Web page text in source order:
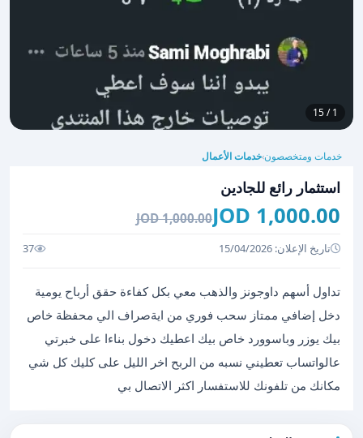
1 / 15
خدمات ومتخصصون›خدمات الأعمال
استثمار رائع للجادين
1,000.00 JOD
1,000.00 JOD
تاريخ الإعلان: 15/04/2026 37
تداول أسهم داوجونز والذهب معي بكل كفاءة حقق أرباح يومية
دخل إضافي ممتاز سحب فوري من ايةصراف الي محفظة خاص
بيك يوزر وباسوورد خاص بيك اعطيك دخول بناءا على خبرتي
عالواتساب تعطيني نسبه من الربح اخر الليل على كليك كل شي
مكانك من تلفونك للاستفسار اكثر الاتصال بي